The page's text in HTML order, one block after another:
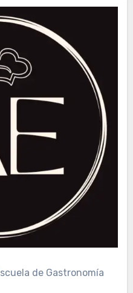
de Gastronomía